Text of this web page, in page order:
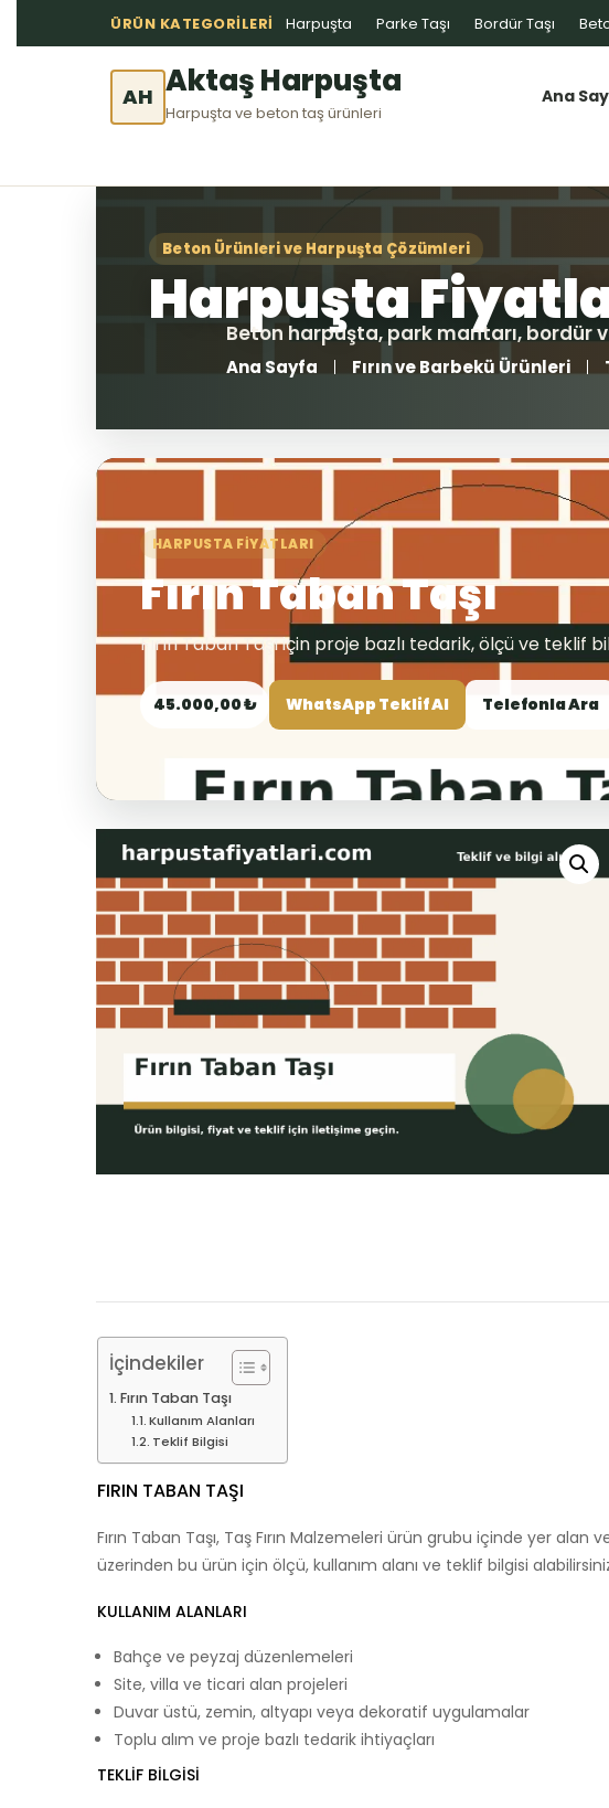
ÜRÜN KATEGORILERI Harpuşta Parke Taşı Bordür Taşı
AH Aktaş Harpuşta
Harpuşta ve beton taş ürünleri
Ana
Ana Sayfa Fırın ve Barbekü Ürünleri
HARPUSTA FIYATLARI
Fırın Taban Taşı
Fırın Taban Taşı için proje bazlı tedarik, ölçü ve teklif
45.000,00 ₺ WhatsApp Teklif Al Telefonla Ara
İçindekiler
Fırın Taban Taşı
Kullanım Alanları
Teklif Bilgisi
FIRIN TABAN TAŞI
Fırın Taban Taşı, Taş Fırın Malzemeleri ürün grubu içinde yer
üzerinden bu ürün için ölçü, kullanım alanı ve teklif bilgisi
KULLANIM ALANLARI
Bahçe ve peyzaj düzenlemeleri
Site, villa ve ticari alan projeleri
Duvar üstü, zemin, altyapı veya dekoratif uygulamalar
Toplu alım ve proje bazlı tedarik ihtiyaçları
TEKLIF BILGISI